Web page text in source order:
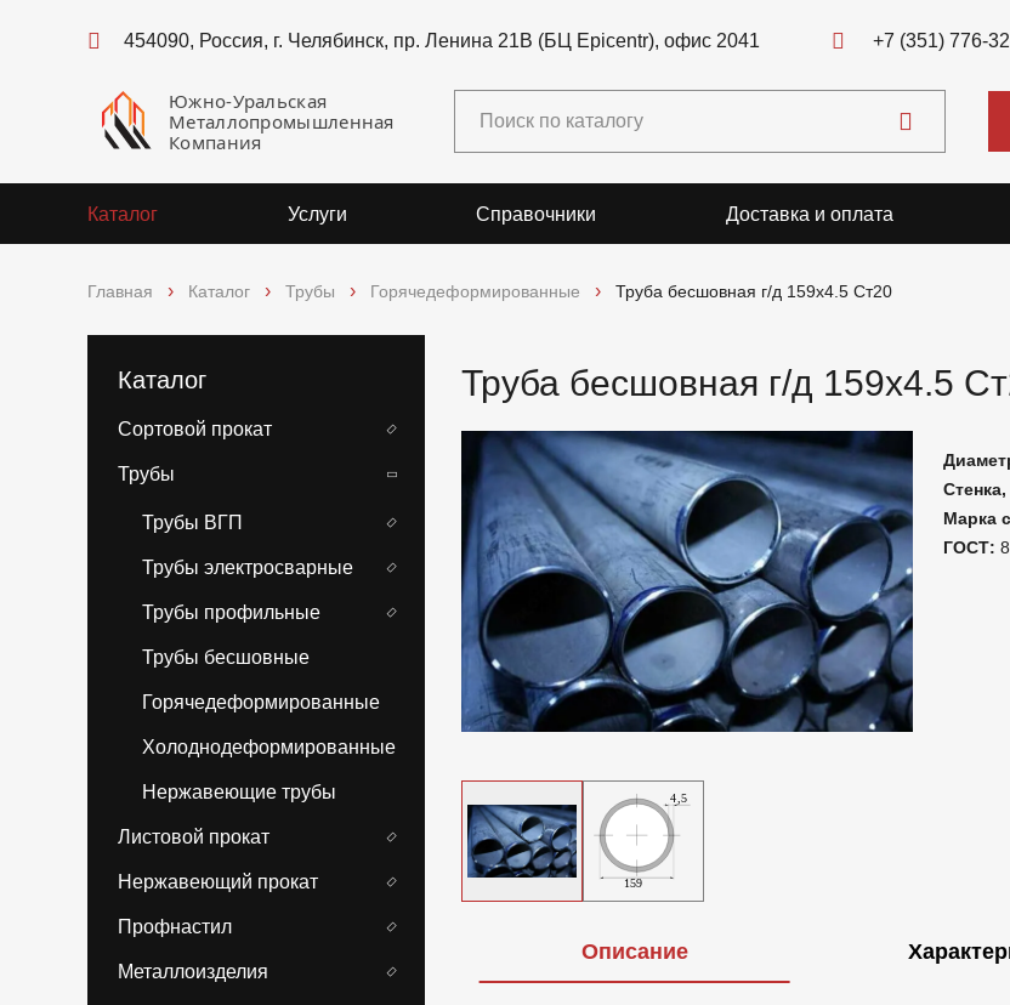
454090, Россия, г. Челябинск, пр. Ленина 21В (БЦ Epicentr), офис 2041 +7 (351) 776-
Южно-Уральская
Металлопромышленная
Компания
Каталог Услуги Справочники Доставка и оплата
Главная Каталог Трубы Горячедеформированные Труба бесшовная г/д 159х4.5 Ст20
Каталог
Сортовой прокат
Трубы
Трубы ВГП
Трубы электросварные
Трубы профильные
Трубы бесшовные
Горячедеформированные
Холоднодеформированные
Нержавеющие трубы
Листовой прокат
Нержавеющий прокат
Профнастил
Металлоизделия
Труба бесшовная г/д 159х4.5
Марка
ГОСТ:
Описание